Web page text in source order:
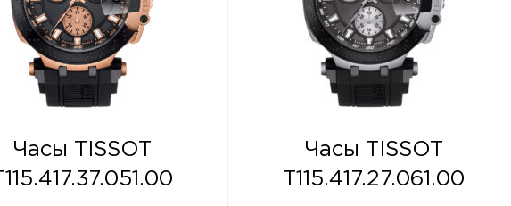
Часы TISSOT
T115.417.37.051.00
Часы TISSOT
T115.417.27.061.00